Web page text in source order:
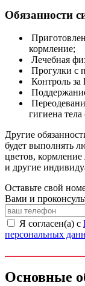
Обязанности
кормление;
Лечебная
Прогулки с
Контроль за
гигиена
Другие
будет выполнять
цветов,
и другие
Оставьте свой
Вами и
Я согласен(а) с
персональных
Основные